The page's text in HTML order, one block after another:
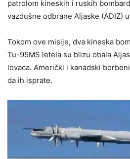
patrolom kineskih i ruskih
vazdušne odbrane Aljaske (ADIZ)
Tokom ove misije, dva kineska
Tu-95MS letela su blizu obala
lovaca. Američki i kanadski
da ih isprate.